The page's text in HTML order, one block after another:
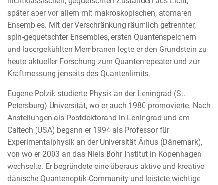
später aber vor allem mit makroskopischen, atomaren
Ensembles. Mit der Verschränkung räumlich getrennter,
spin-gequetschter Ensembles, ersten Quantenspeichern
und lasergekühlten Membranen legte er den Grundstein zu
heute aktueller Forschung zum Quantenrepeater und zur
Kraftmessung jenseits des Quantenlimits.
Eugene Polzik studierte Physik an der Leningrad (St.
Petersburg) Universität, wo er auch 1980 promovierte. Nach
Anstellungen als Postdoktorand in Leningrad und am
Caltech (USA) begann er 1994 als Professor für
Experimentalphysik an der Universität Århus (Dänemark),
von wo er 2003 an das Niels Bohr Institut in Kopenhagen
wechselte. Er begründete eine überaus aktive und kreative
dänische Quantenoptik-Community und leistete wichtige